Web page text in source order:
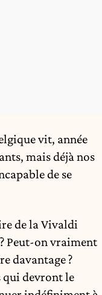
vit, année
mais déjà nos
de se
de la Vivaldi
Peut-on vraiment
davantage ?
qui devront le